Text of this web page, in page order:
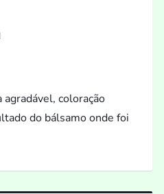
agradável, coloração
do bálsamo onde foi